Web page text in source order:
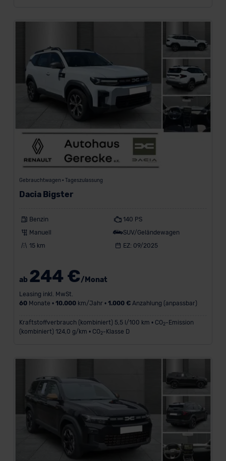
Gebrauchtwagen • Tageszulassung
Dacia Bigster
Benzin
140 PS
Manuell
SUV/Geländewagen
15 km
EZ: 09/2025
ab 244 €/Monat
Leasing inkl. MwSt.
60Monate • 10.000km/Jahr • 1.000 €Anzahlung (anpassbar)
Kraftstoffverbrauch (kombiniert) 5,5 l/100 km • CO 2-Emission
(kombiniert) 124,0 g/km • CO 2-Klasse D